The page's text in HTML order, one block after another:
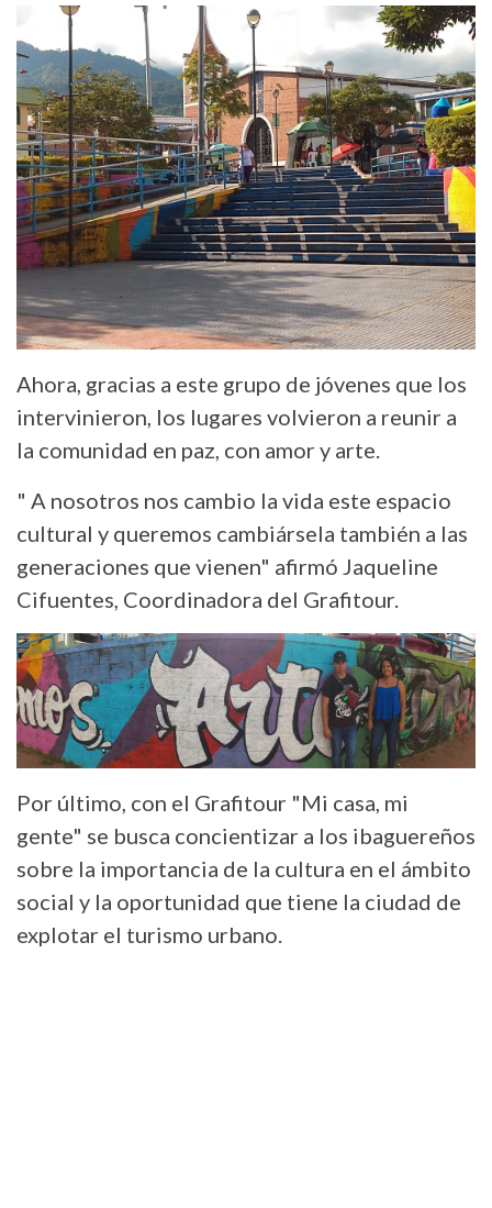
Ahora, gracias a este grupo de jóvenes que los
intervinieron, los lugares volvieron a reunir a
la comunidad en paz, con amor y arte.
" A nosotros nos cambio la vida este espacio
cultural y queremos cambiársela también a las
generaciones que vienen" afirmó Jaqueline
Cifuentes, Coordinadora del Grafitour.
Por último, con el Grafitour "Mi casa, mi
gente" se busca concientizar a los ibaguereños
sobre la importancia de la cultura en el ámbito
social y la oportunidad que tiene la ciudad de
explotar el turismo urbano.